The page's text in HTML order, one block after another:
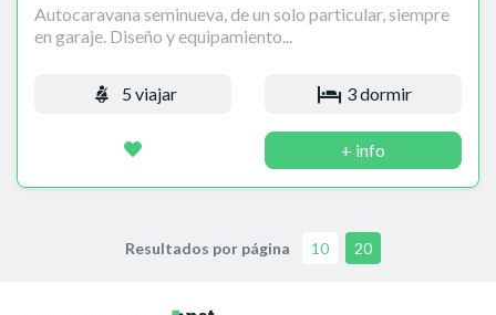
Autocaravana seminueva, de un solo particular, siempre
en garaje. Diseño y equipamiento...
5 viajar 3 dormir
+ info
Resultados por página 10 20